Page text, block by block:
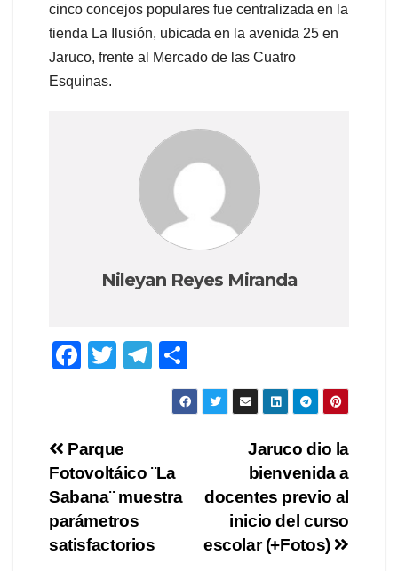
cinco concejos populares fue centralizada en la
tienda La Ilusión, ubicada en la avenida 25 en
Jaruco, frente al Mercado de las Cuatro
Esquinas.
Nileyan Reyes Miranda
F
e
b
o
o
k
T
er
T
el
a
m
o
m
tir
Navegación
de
entradas
Jaruco dio la
bienvenida a
docentes previo al
inicio del curso
escolar (+Fotos)
Parque
Fotovoltáico ¨La
Sabana¨ muestra
parámetros
satisfactorios